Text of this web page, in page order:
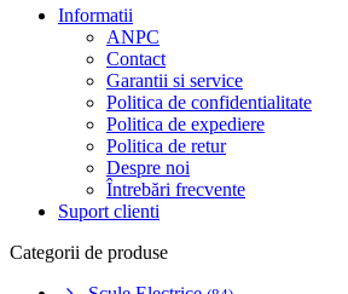
Informatii
ANPC
Contact
Garantii si service
Politica de confidentialitate
Politica de expediere
Politica de retur
Despre noi
Întrebări frecvente
Suport clienti
Categorii de produse